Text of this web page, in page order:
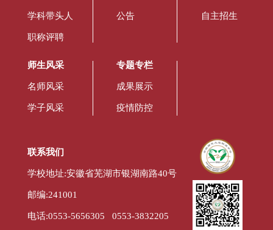
学科带头人
职称评聘
公告 自主招生
师生风采
名师风采
学子风采
专题专栏
成果展示
疫情防控
联系我们
学校地址:安徽省芜湖市银湖南路40号
邮编:241001
电话:0553-5656305 0553-3832205